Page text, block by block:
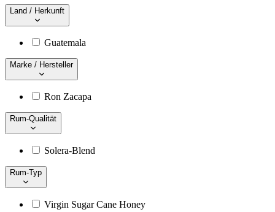
Land / Herkunft
Guatemala
Marke / Hersteller
Ron Zacapa
Rum-Qualität
Solera-Blend
Rum-Typ
Virgin Sugar Cane Honey